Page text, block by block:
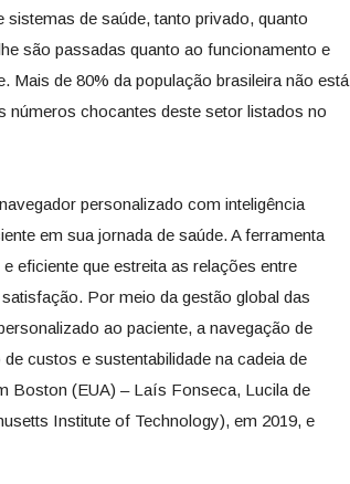
de saúde, tanto privado, quanto
são passadas quanto ao funcionamento e
Mais de 80% da população brasileira não está
números chocantes deste setor listados no
personalizado com inteligência
em sua jornada de saúde. A ferramenta
eficiente que estreita as relações entre
Por meio da gestão global das
ao paciente, a navegação de
custos e sustentabilidade na cadeia de
Boston (EUA) – Laís Fonseca, Lucila de
Institute of Technology), em 2019, e